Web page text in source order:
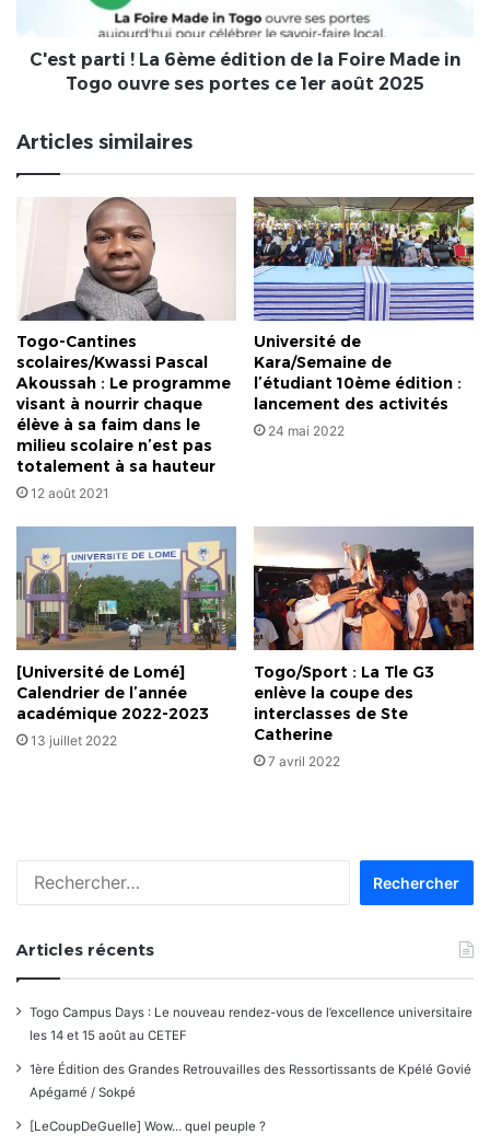
sexes
Foire
Made
ses
portes
ce
C'est parti ! La 6ème édition de la Foire Made in
Togo ouvre ses portes ce 1er août 2025
Articles similaires
Togo-Cantines
scolaires/Kwassi Pascal
Akoussah : Le programme
visant à nourrir chaque
élève à sa faim dans le
milieu scolaire n’est pas
totalement à sa hauteur
12 août 2021
Université de
Kara/Semaine de
l’étudiant 10ème édition :
lancement des activités
24 mai 2022
[Université de Lomé]
Calendrier de l’année
académique 2022-2023
13 juillet 2022
Togo/Sport : La Tle G3
enlève la coupe des
interclasses de Ste
Catherine
7 avril 2022
Articles récents
Togo Campus Days : Le nouveau rendez-vous de l’excellence universitaire
les 14 et 15 août au CETEF
1ère Édition des Grandes Retrouvailles des Ressortissants de Kpélé Govié
Apégamé / Sokpé
[LeCoupDeGuelle] Wow… quel peuple ?